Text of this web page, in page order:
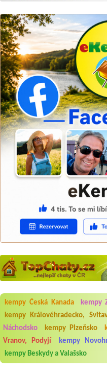
kempy Česká Kanada kempy
kempy Královéhradecko,
Náchodsko
kempy Plzeňsko
Vranov, Podyjí
kempy
kempy Beskydy a Valašsko
Aneta Melicharová***
Byli jsme zde v týdnu od 25.7. do
V umývárně i na WC bylo vždy
množství návštěvníků není
restaurace, kebab a další